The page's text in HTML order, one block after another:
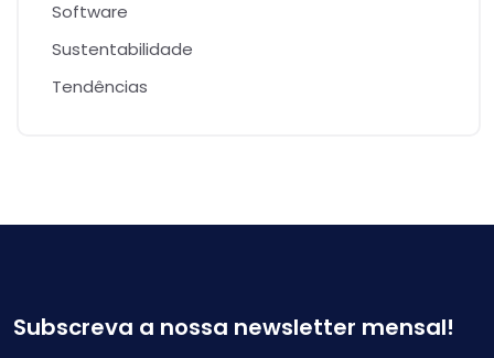
Software
Sustentabilidade
Tendências
Subscreva a nossa newsletter mensal!